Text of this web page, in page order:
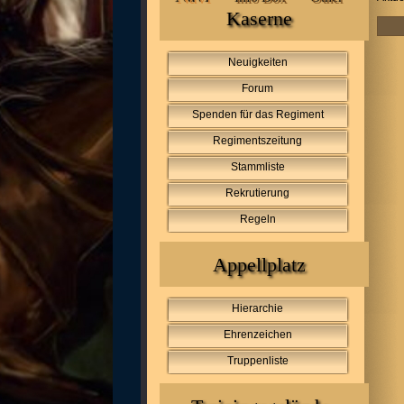
Kaserne
Neuigkeiten
Forum
Spenden für das Regiment
Regimentszeitung
Stammliste
Rekrutierung
Regeln
Appellplatz
Hierarchie
Ehrenzeichen
Truppenliste